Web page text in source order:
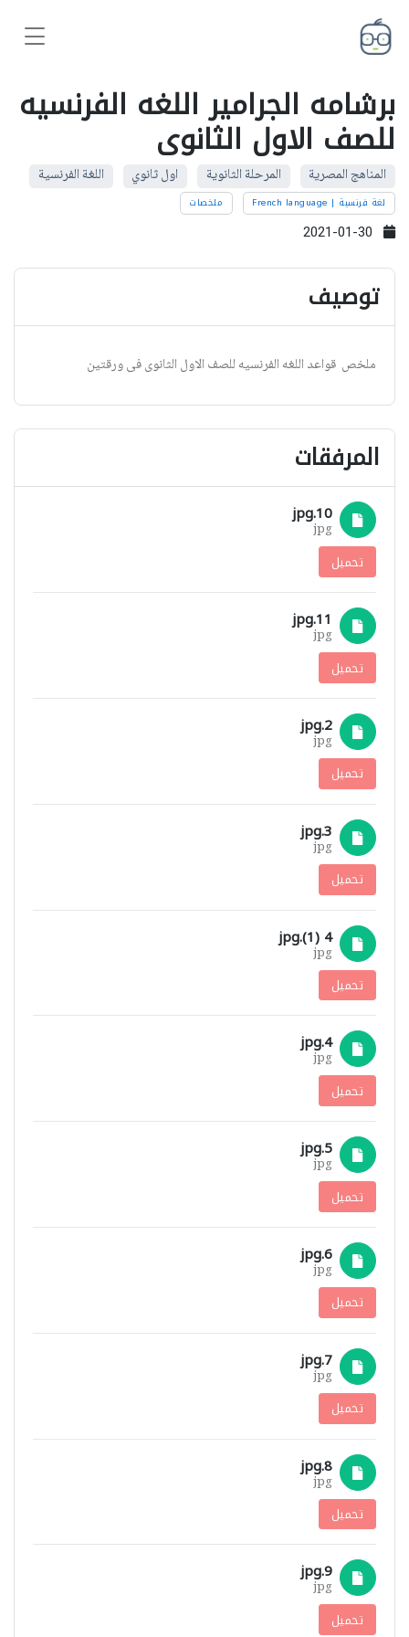
برشامه الجرامير اللغه الفرنسيه
للصف الاول الثانوى
المناهج المصرية المرحلة الثانوية اول ثانوي اللغة الفرنسية
لغة فرنسية | French language ملخصات
توصيف
ملخص قواعد اللغه الفرنسيه للصف الاول الثانوى فى ورقتين
المرفقات
10.jpg
jpg
تحميل
11.jpg
jpg
تحميل
2.jpg
jpg
تحميل
3.jpg
jpg
تحميل
4 (1).jpg
jpg
تحميل
4.jpg
jpg
تحميل
5.jpg
jpg
تحميل
6.jpg
jpg
تحميل
7.jpg
jpg
تحميل
8.jpg
jpg
تحميل
9.jpg
jpg
تحميل